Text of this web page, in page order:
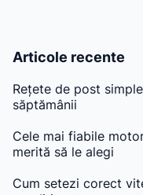
Articole recente
Rețete de post
săptămânii
Cele mai fiabile
merită să le alegi
Cum setezi corect